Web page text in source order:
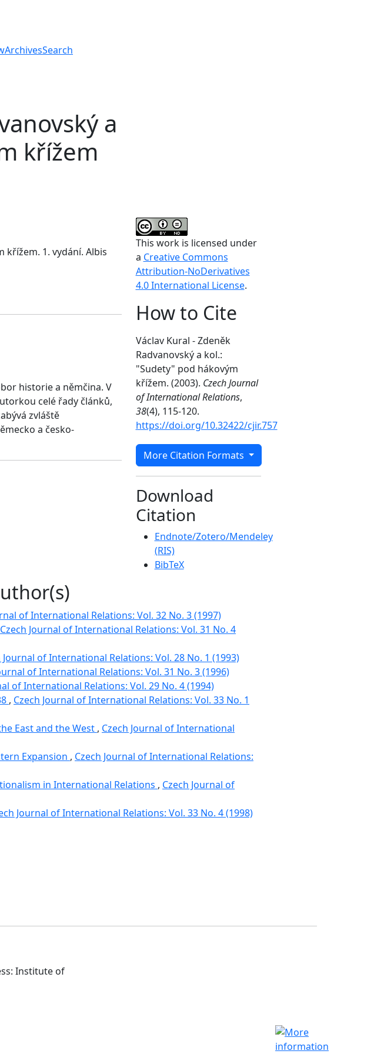
ArchivesSearch
a
křížem
This work is licensed under
a Creative Commons
Attribution-NoDerivatives
4.0 International License.
How to Cite
Václav Kural - Zdeněk
Radvanovský a kol.:
"Sudety" pod hákovým
křížem. (2003). Czech Journal
of International Relations,
38(4), 115-120.
https://doi.org/10.32422/cjir.757
More Citation Formats
Download
Citation
Endnote/Zotero/Mendeley
(RIS)
BibTeX
křížem. 1. vydání. Albis
historie a němčina. V
celé řady článků,
zvláště
a česko-
of International Relations: Vol. 32 No. 3 (1997)
Czech Journal of International Relations: Vol. 31 No. 4
Journal of International Relations: Vol. 28 No. 1 (1993)
of International Relations: Vol. 31 No. 3 (1996)
of International Relations: Vol. 29 No. 4 (1994)
, Czech Journal of International Relations: Vol. 33 No. 1
East and the West , Czech Journal of International
Expansion , Czech Journal of International Relations:
in International Relations , Czech Journal of
Journal of International Relations: Vol. 33 No. 4 (1998)
Institute of